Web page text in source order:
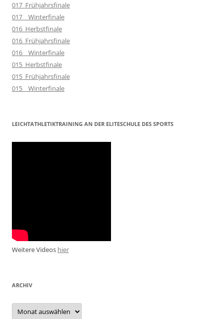
017_Frühjahrsfinale
017__Winterfinale
016_Herbstfinale
016_Frühjahrsfinale
016__Winterfinale
015_Herbstfinale
015_Frühjahrsfinale
015__Winterfinale
LEICHTATHLETIKTRAINING AN DER ELITESCHULE DES SPORTS
Weitere Videos hier
ARCHIV
Archiv